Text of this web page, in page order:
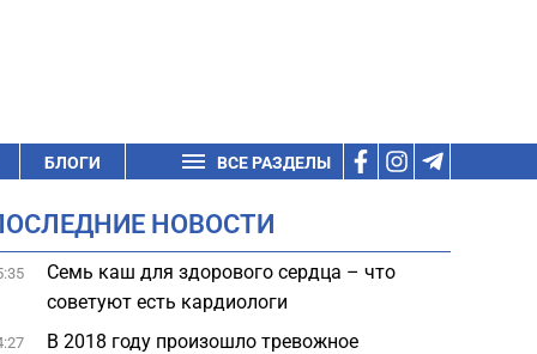
БЛОГИ ВСЕ РАЗДЕЛЫ
НОВОСТИ
Семь каш для здорового сердца – что
советуют есть кардиологи
В 2018 году произошло тревожное